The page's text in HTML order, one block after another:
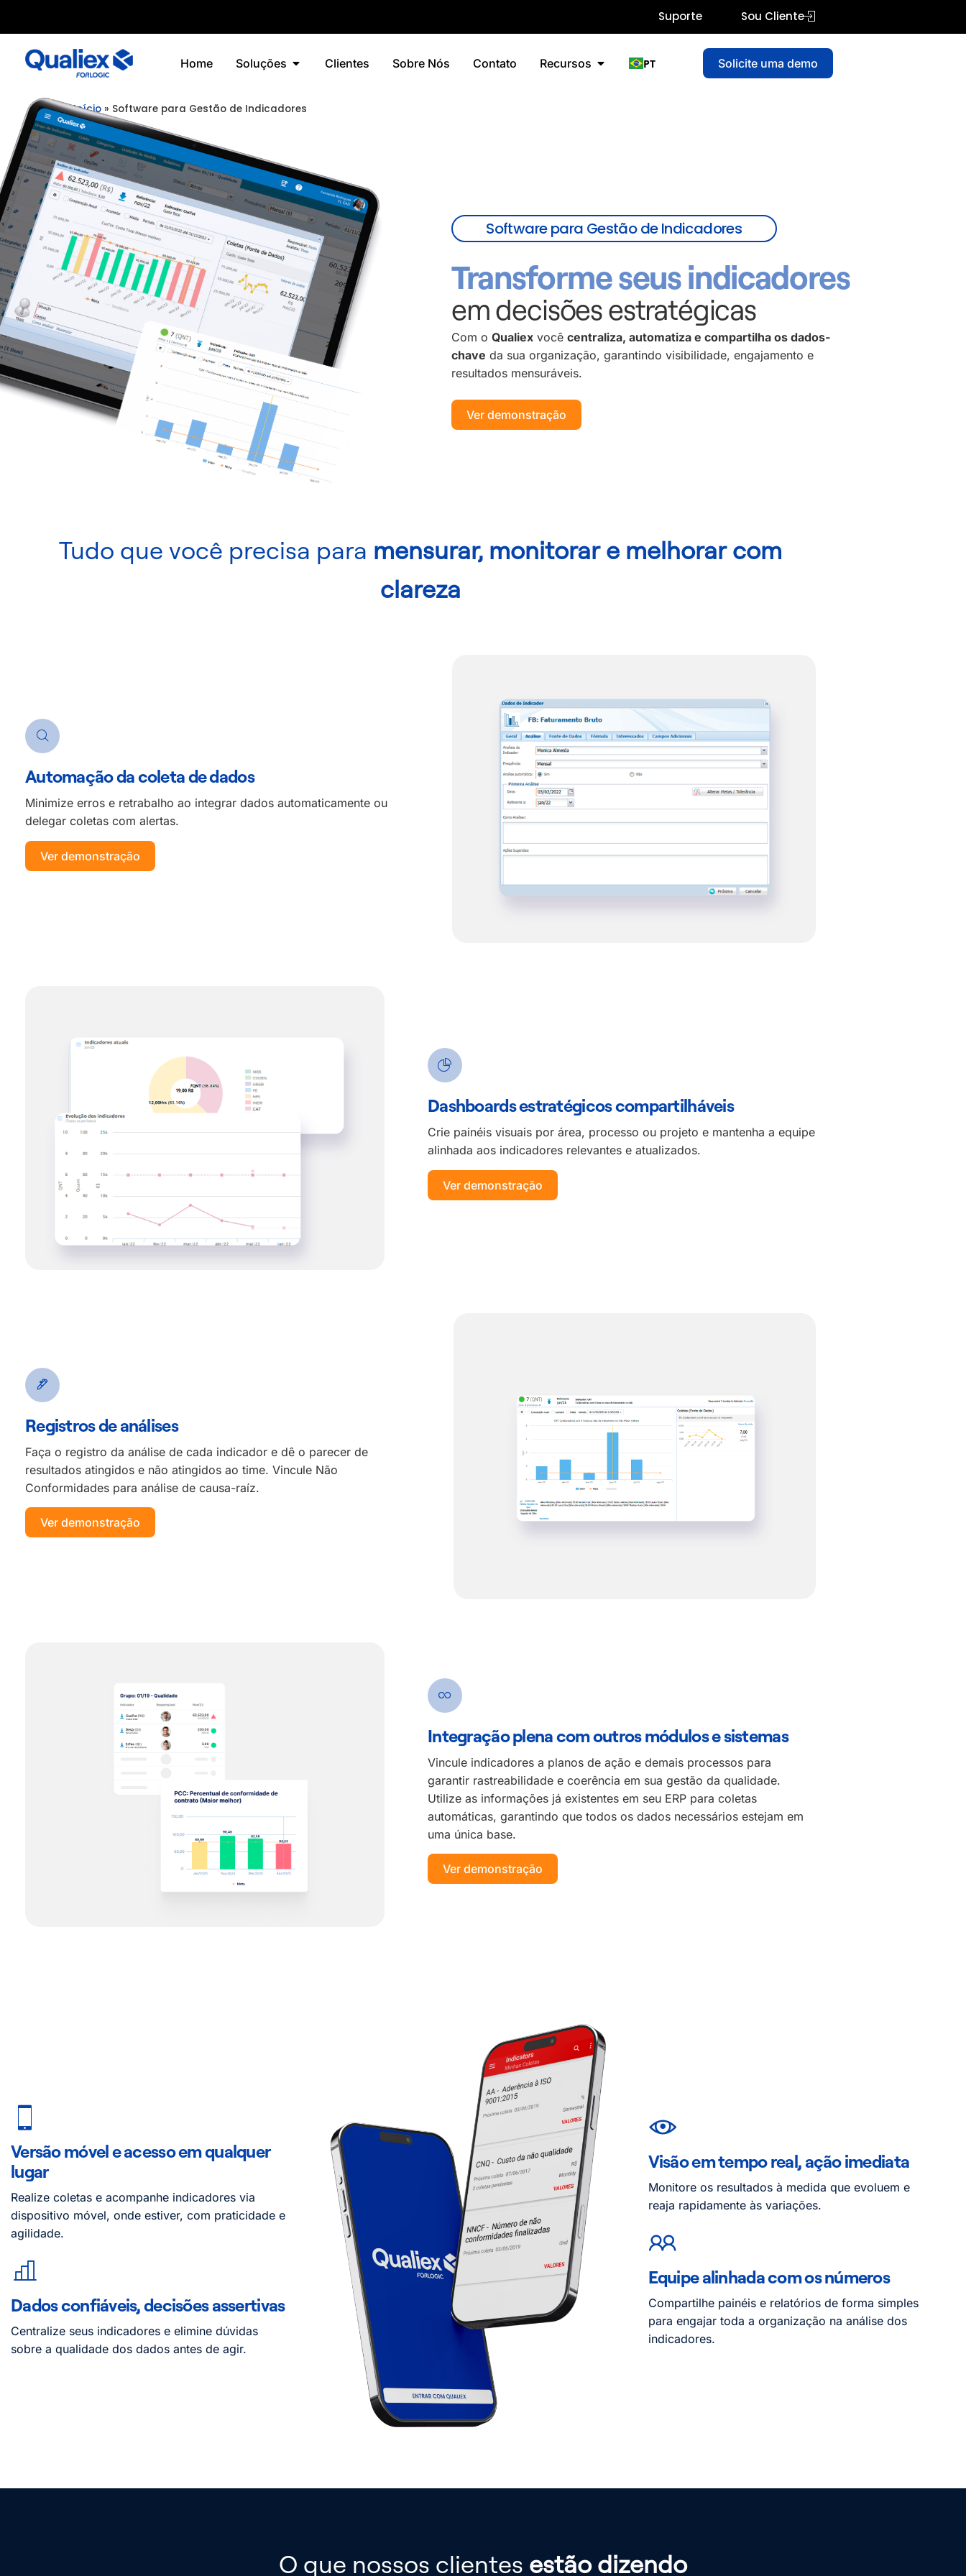
Suporte Sou Cliente
Home Soluções Clientes Sobre Nós Contato Recursos PT Solicite uma demo
Início » Software para Gestão de Indicadores
Transforme seus indicadores
em decisões estratégicas
Com o Qualiex você centraliza, automatiza e compartilha os dados-
chave da sua organização, garantindo visibilidade, engajamento e
resultados mensuráveis.
Ver demonstração
Software para Gestão de Indicadores
Tudo que você precisa para mensurar, monitorar e melhorar com
clareza
Automação da coleta de dados
Minimize erros e retrabalho ao integrar dados automaticamente ou
delegar coletas com alertas.
Ver demonstração
Dashboards estratégicos compartilháveis
Crie painéis visuais por área, processo ou projeto e mantenha a equipe
alinhada aos indicadores relevantes e atualizados.
Ver demonstração
Registros de análises
Faça o registro da análise de cada indicador e dê o parecer de
resultados atingidos e não atingidos ao time. Vincule Não
Conformidades para análise de causa-raíz.
Ver demonstração
Integração plena com outros módulos e sistemas
Vincule indicadores a planos de ação e demais processos para
garantir rastreabilidade e coerência em sua gestão da qualidade.
Utilize as informações já existentes em seu ERP para coletas
automáticas, garantindo que todos os dados necessários estejam em
uma única base.
Ver demonstração
Versão móvel e acesso em qualquer
lugar
Realize coletas e acompanhe indicadores via
dispositivo móvel, onde estiver, com praticidade e
agilidade.
Dados confiáveis, decisões assertivas
Centralize seus indicadores e elimine dúvidas
sobre a qualidade dos dados antes de agir.
Visão em tempo real, ação imediata
Monitore os resultados à medida que evoluem e
reaja rapidamente às variações.
Equipe alinhada com os números
Compartilhe painéis e relatórios de forma simples
para engajar toda a organização na análise dos
indicadores.
O que nossos clientes estão dizendo